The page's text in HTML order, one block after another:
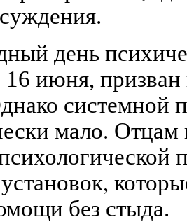
день
июня, призван
системной
мало.
без стыда.